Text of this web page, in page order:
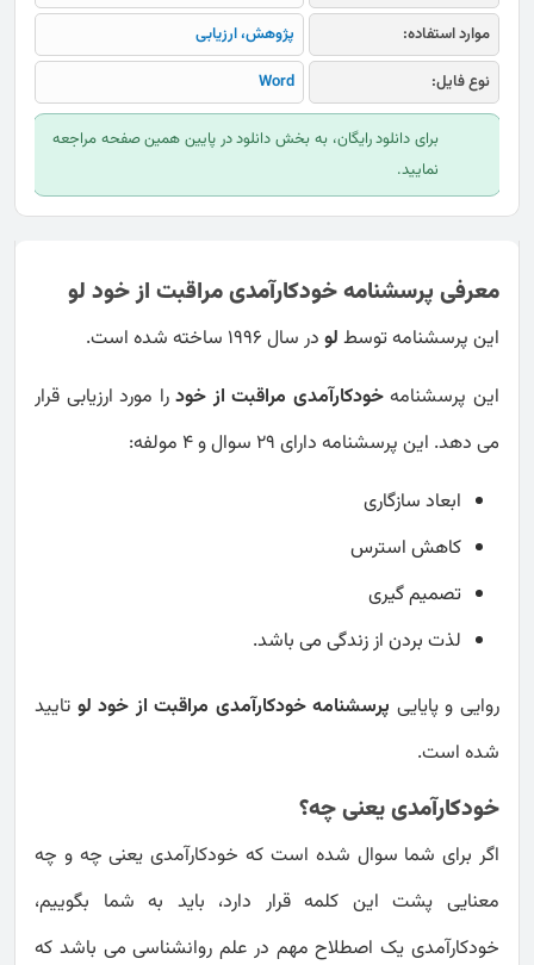
موارد استفاده:
پژوهش، ارزیابی
نوع فایل:
Word
برای دانلود رایگان، به بخش دانلود در پایین همین صفحه مراجعه
نمایید.
معرفی پرسشنامه خودکارآمدی مراقبت از خود لو
این پرسشنامه توسطلودر سال 1996 ساخته شده است.
این پرسشنامهخودکارآمدی مراقبت از خودرا مورد ارزیابی قرار
می دهد. این پرسشنامه دارای 29 سوال و 4 مولفه:
ابعاد سازگاری
کاهش استرس
تصمیم گیری
لذت بردن از زندگی می باشد.
روایی و پایایی پرسشنامه خودکارآمدی مراقبت از خود لو تایید
شده است.
خودکارآمدی یعنی چه؟
اگر برای شما سوال شده است که خودکارآمدی یعنی چه و چه
معنایی پشت این کلمه قرار دارد، باید به شما بگوییم،
خودکارآمدی یک اصطلاح مهم در علم روانشناسی می باشد که